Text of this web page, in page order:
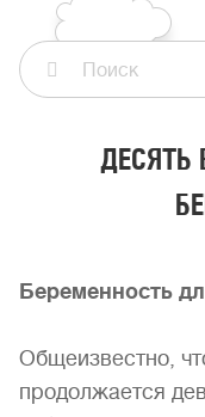
Беременность
Общеизвестно,
продолжается